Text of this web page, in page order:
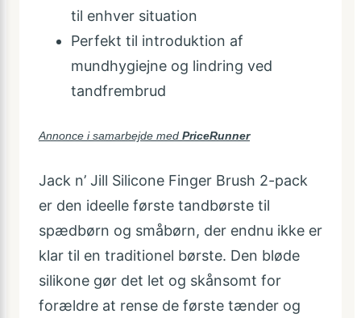
til enhver situation
Perfekt til introduktion af
mundhygiejne og lindring ved
tandfrembrud
Annonce i samarbejde med PriceRunner
Jack n’ Jill Silicone Finger Brush 2-pack
er den ideelle første tandbørste til
spædbørn og småbørn, der endnu ikke er
klar til en traditionel børste. Den bløde
silikone gør det let og skånsomt for
forældre at rense de første tænder og